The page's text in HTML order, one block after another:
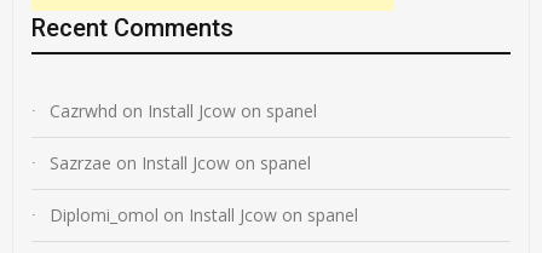
Recent Comments
Cazrwhd on Install Jcow on spanel
Sazrzae on Install Jcow on spanel
Diplomi_omol on Install Jcow on spanel